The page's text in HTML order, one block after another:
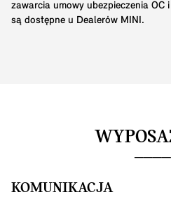
zawarcia umowy ubezpieczenia OC
są dostępne u Dealerów MINI.
KOMUNIKACJA